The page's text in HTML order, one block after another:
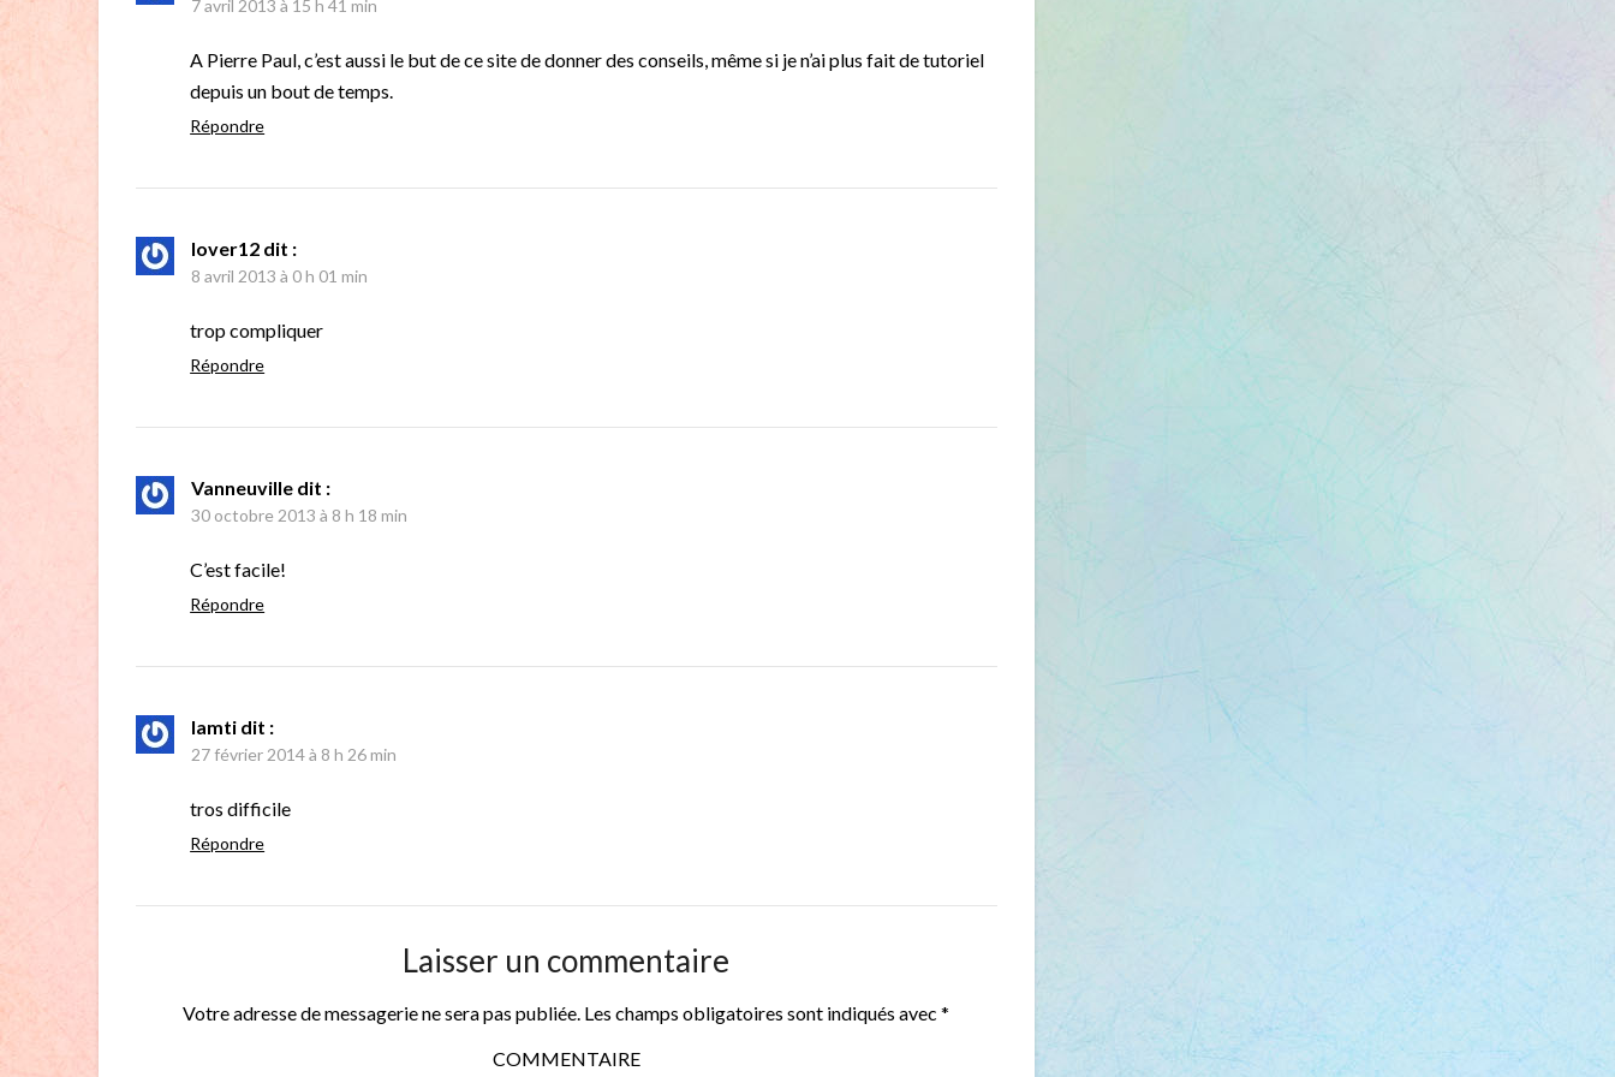
7 avril 2013 à 15 h 41 min
A Pierre Paul, c’est aussi le but de ce site de donner des conseils, même si je n’ai plus fait de tutoriel
depuis un bout de temps.
Répondre
lover12 dit :
8 avril 2013 à 0 h 01 min
trop compliquer
Répondre
Vanneuville dit :
30 octobre 2013 à 8 h 18 min
C’est facile!
Répondre
lamti dit :
27 février 2014 à 8 h 26 min
tros difficile
Répondre
Laisser un commentaire
Votre adresse de messagerie ne sera pas publiée. Les champs obligatoires sont indiqués avec*
COMMENTAIRE